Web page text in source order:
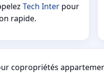
Tech Inter pour
rapide.
copropriétés